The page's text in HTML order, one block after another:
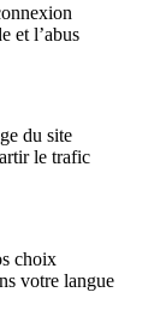
et l’abus
du site
le trafic
choix
votre langue